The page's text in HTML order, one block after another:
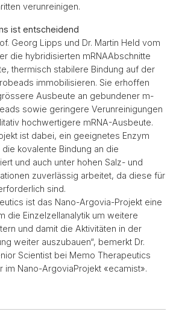
verunreinigen.
ist entscheidend
Georg Lipps und Dr. Martin Held vom
die hybridisierten mRNAAbschnitte
thermisch stabilere Bindung auf der
immobilisieren. Sie erhoffen
Ausbeute an gebundener m-
sowie geringere Verunreinigungen
hochwertigere mRNA-Ausbeute.
ist dabei, ein geeignetes Enzym
kovalente Bindung an die
und auch unter hohen Salz- und
zuverlässig arbeitet, da diese für
sind.
ist das Nano-Argovia-Projekt eine
die Einzelzellanalytik um weitere
und damit die Aktivitäten in der
weiter auszubauen“, bemerkt Dr.
Scientist bei Memo Therapeutics
im Nano-ArgoviaProjekt «ecamist».